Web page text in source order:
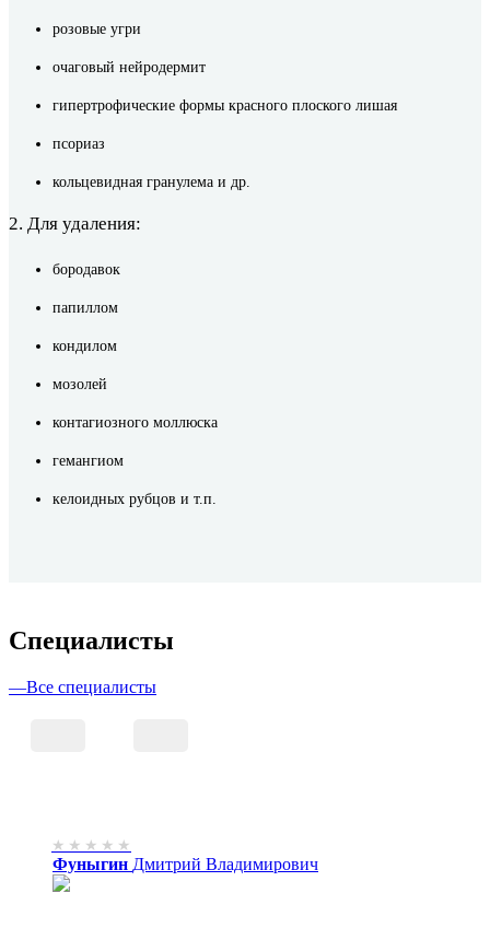
розовые угри
очаговый нейродермит
гипертрофические формы красного плоского лишая
псориаз
кольцевидная гранулема и др.
2. Для удаления:
бородавок
папиллом
кондилом
мозолей
контагиозного моллюска
гемангиом
келоидных рубцов и т.п.
Cпециалисты
—Все специалисты
Фуныгин Дмитрий Владимирович